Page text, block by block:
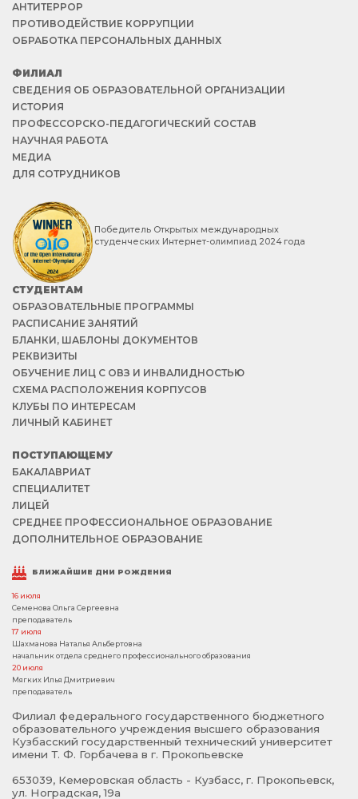
АНТИТЕРРОР
ПРОТИВОДЕЙСТВИЕ КОРРУПЦИИ
ОБРАБОТКА ПЕРСОНАЛЬНЫХ ДАННЫХ
ФИЛИАЛ
СВЕДЕНИЯ ОБ ОБРАЗОВАТЕЛЬНОЙ ОРГАНИЗАЦИИ
ИСТОРИЯ
ПРОФЕССОРСКО-ПЕДАГОГИЧЕСКИЙ СОСТАВ
НАУЧНАЯ РАБОТА
МЕДИА
ДЛЯ СОТРУДНИКОВ
Победитель Открытых международных
студенческих Интернет-олимпиад 2024 года
СТУДЕНТАМ
ОБРАЗОВАТЕЛЬНЫЕ ПРОГРАММЫ
РАСПИСАНИЕ ЗАНЯТИЙ
БЛАНКИ, ШАБЛОНЫ ДОКУМЕНТОВ
РЕКВИЗИТЫ
ОБУЧЕНИЕ ЛИЦ С ОВЗ И ИНВАЛИДНОСТЬЮ
СХЕМА РАСПОЛОЖЕНИЯ КОРПУСОВ
КЛУБЫ ПО ИНТЕРЕСАМ
ЛИЧНЫЙ КАБИНЕТ
ПОСТУПАЮЩЕМУ
БАКАЛАВРИАТ
СПЕЦИАЛИТЕТ
ЛИЦЕЙ
СРЕДНЕЕ ПРОФЕССИОНАЛЬНОЕ ОБРАЗОВАНИЕ
ДОПОЛНИТЕЛЬНОЕ ОБРАЗОВАНИЕ
БЛИЖАЙШИЕ ДНИ РОЖДЕНИЯ
16 июля
Семенова Ольга Сергеевна
преподаватель
17 июля
Шахманова Наталья Альбертовна
начальник отдела среднего профессионального образования
20 июля
Мягких Илья Дмитриевич
преподаватель
Филиал федерального государственного бюджетного
образовательного учреждения высшего образования
Кузбасский государственный технический университет
имени Т. Ф. Горбачева в г. Прокопьевске
653039, Кемеровская область - Кузбасс, г. Прокопьевск,
ул. Ноградская, 19а